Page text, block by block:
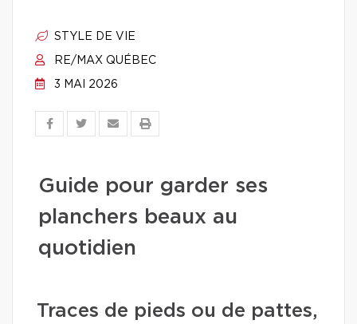
STYLE DE VIE
RE/MAX QUÉBEC
3 MAI 2026
Guide pour garder ses
planchers beaux au
quotidien
Traces de pieds ou de pattes,